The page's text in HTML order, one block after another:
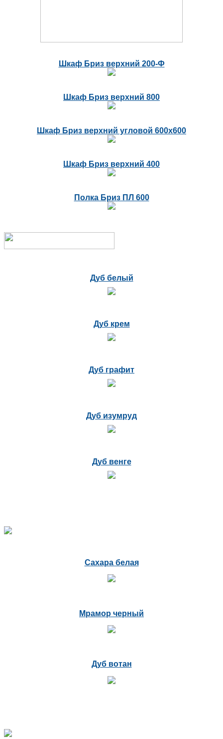
Шкаф Бриз верхний 200-Ф
Шкаф Бриз верхний 800
Шкаф Бриз верхний угловой 600х600
Шкаф Бриз верхний 400
Полка Бриз ПЛ 600
Дуб белый
Дуб крем
Дуб графит
Дуб изумруд
Дуб венге
Сахара белая
Мрамор черный
Дуб вотан